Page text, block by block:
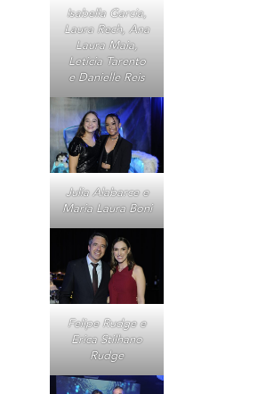
Isabella Garcia,
Laura Rech, Ana
Laura Maia,
Leticia Tarento
e Danielle Reis
Julia Alabarce e
Maria Laura Boni
Felipe Rudge e
Erica Stilhano
Rudge